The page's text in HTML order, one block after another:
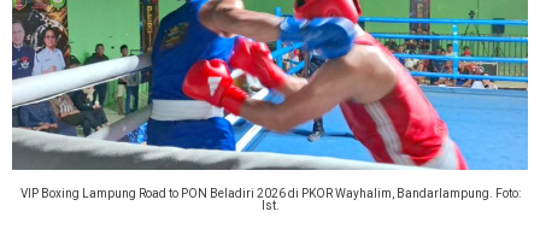
VIP Boxing Lampung Road to PON Beladiri 2026 di PKOR Wayhalim, Bandarlampung. Foto:
Ist.